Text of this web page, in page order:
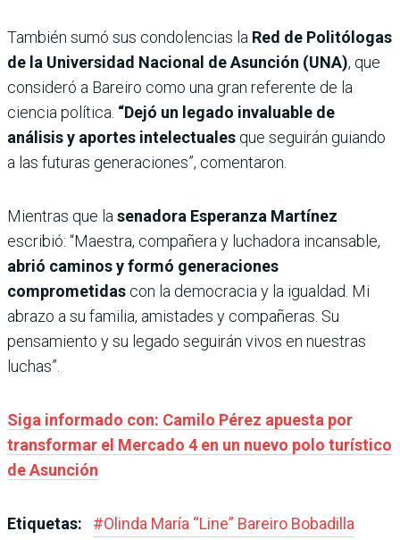
También sumó sus condolencias la Red de Politólogas
de la Universidad Nacional de Asunción (UNA), que
consideró a Bareiro como una gran referente de la
ciencia política. “Dejó un legado invaluable de
análisis y aportes intelectuales que seguirán guiando
a las futuras generaciones”, comentaron.
Mientras que la senadora Esperanza Martínez
escribió: “Maestra, compañera y luchadora incansable,
abrió caminos y formó generaciones
comprometidas con la democracia y la igualdad. Mi
abrazo a su familia, amistades y compañeras. Su
pensamiento y su legado seguirán vivos en nuestras
luchas”.
Siga informado con: Camilo Pérez apuesta por
transformar el Mercado 4 en un nuevo polo turístico
de Asunción
Etiquetas: #Olinda María “Line” Bareiro Bobadilla